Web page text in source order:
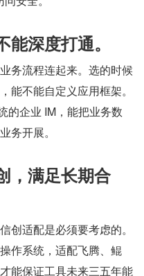
深度打通。
务流程连起来。选的时候
能不能自定义应用框架。
的企业 IM，能把业务数
务开展。
，满足长期合
创适配是必须要考虑的。
作系统，适配飞腾、鲲
能保证工具未来三五年能